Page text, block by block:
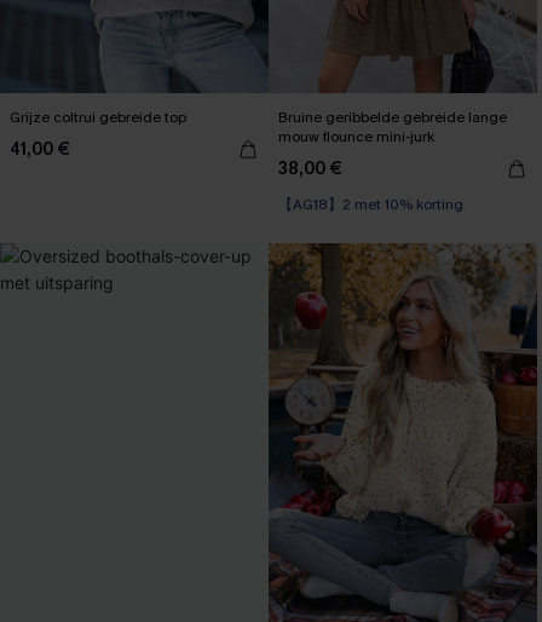
Grijze coltrui gebreide top
41,00 €
Bruine geribbelde gebreide lange
mouw flounce mini-jurk
38,00 €
【AG18】2 met 10% korting